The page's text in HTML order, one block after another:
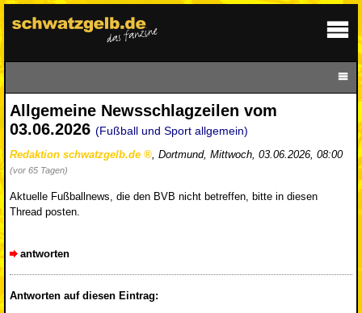
Allgemeine Newsschlagzeilen vom
03.06.2026 (Fußball und Sport allgemein)
Redaktion schwatzgelb.de , Dortmund, Mittwoch, 03.06.2026, 08:00
(vor 65 Tagen)
Aktuelle Fußballnews, die den BVB nicht betreffen, bitte in diesen
Thread posten.
antworten
Antworten auf diesen Eintrag: